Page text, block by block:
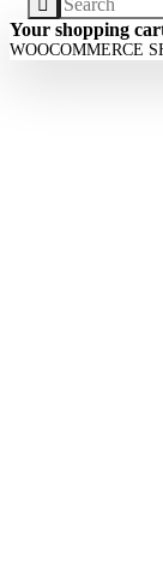
Your shopping
WOOCOMMERCE